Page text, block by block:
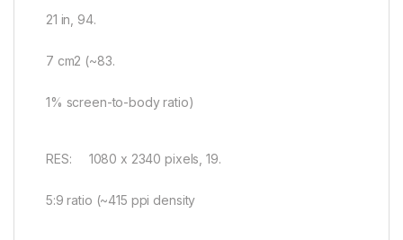
21 in, 94.
7 cm2 (~83.
1% screen-to-body ratio)
RES: 1080 x 2340 pixels, 19.
5:9 ratio (~415 ppi density